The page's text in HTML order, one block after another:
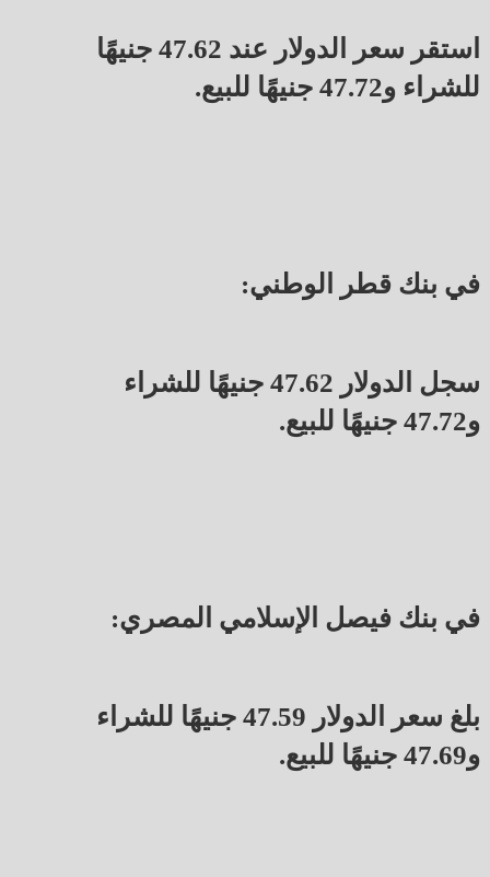
استقر سعر الدولار عند 47.62 جنيهًا
للشراء و47.72 جنيهًا للبيع.
في بنك قطر الوطني:
سجل الدولار 47.62 جنيهًا للشراء
و47.72 جنيهًا للبيع.
في بنك فيصل الإسلامي المصري:
بلغ سعر الدولار 47.59 جنيهًا للشراء
و47.69 جنيهًا للبيع.